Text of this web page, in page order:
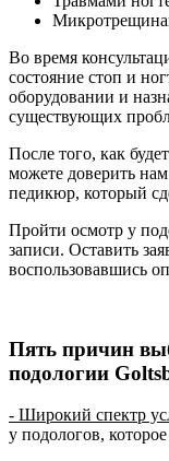
Во время
состояние стоп и
оборудовании и
существующих
После того, как
можете доверить
педикюр, который
Пройти осмотр у
записи. Оставить
воспользовавшись
Пять причин
подологии
- Широкий спектр
у подологов,